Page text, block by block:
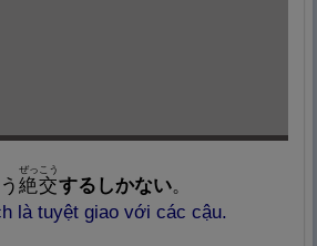
絶交
ぜっこう
するしかない。
là tuyệt giao với các cậu.